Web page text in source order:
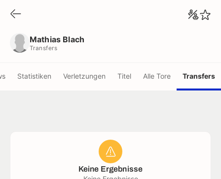
Mathias Blach
Transfers
Statistiken Verletzungen Titel Alle Tore Transfers
Keine Ergebnisse